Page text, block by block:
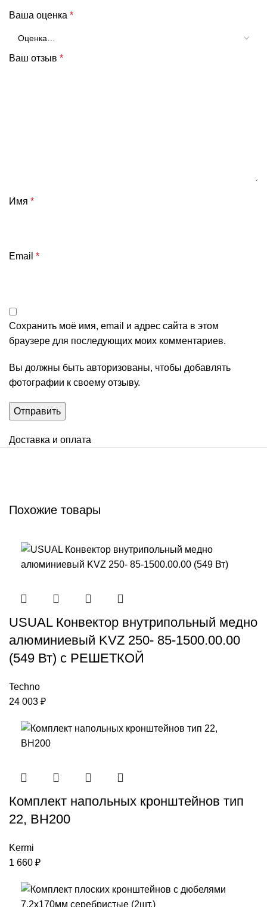
Ваша оценка *
Ваш отзыв *
Имя *
Email *
Сохранить моё имя, email и адрес сайта в этом
браузере для последующих моих комментариев.
Вы должны быть авторизованы, чтобы добавлять
фотографии к своему отзыву.
Доставка и оплата
Похожие товары
USUAL Конвектор внутрипольный медно
алюминиевый KVZ 250- 85-1500.00.00
(549 Вт) с РЕШЕТКОЙ
Techno
24 003 ₽
Комплект напольных кронштейнов тип
22, ВН200
Kermi
1 660 ₽